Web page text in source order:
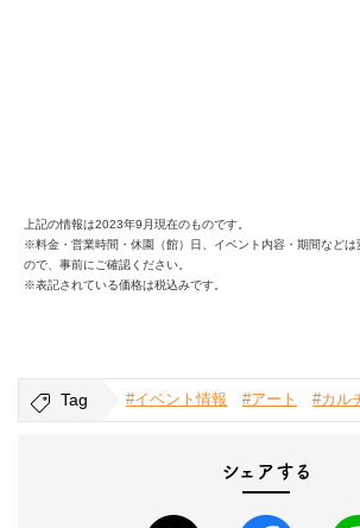
上記の情報は2023年9月現在のものです。
※料金・営業時間・休園（館）日、イベント内容・期間など
ので、事前にご確認ください。
※表記されている価格は税込みです。
Tag #イベント情報 #アート #カル
シェアする